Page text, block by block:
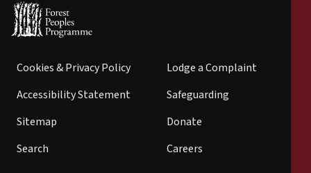
Cookies & Privacy Policy
Accessibility Statement
Sitemap
Search
Lodge a Complaint
Safeguarding
Donate
Careers